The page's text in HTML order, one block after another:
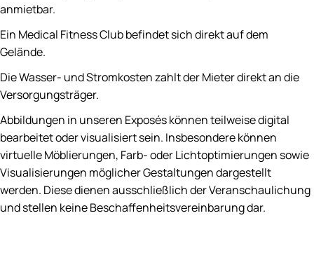
anmietbar.
Ein Medical Fitness Club befindet sich direkt auf dem
Gelände.
Die Wasser- und Stromkosten zahlt der Mieter direkt an die
Versorgungsträger.
Abbildungen in unseren Exposés können teilweise digital
bearbeitet oder visualisiert sein. Insbesondere können
virtuelle Möblierungen, Farb- oder Lichtoptimierungen sowie
Visualisierungen möglicher Gestaltungen dargestellt
werden. Diese dienen ausschließlich der Veranschaulichung
und stellen keine Beschaffenheitsvereinbarung dar.